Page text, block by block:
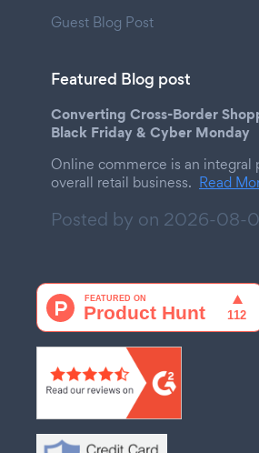
Guest Blog Post
Featured Blog post
Converting Cross-Border
Black Friday & Cyber Monday
Online commerce is an integral
overall retail business. Read
Posted by on 2026-08-